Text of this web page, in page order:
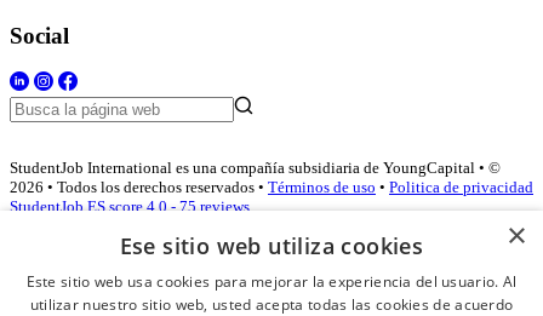
Social
StudentJob International es una compañía subsidiaria de YoungCapital • ©
2026 • Todos los derechos reservados • Términos de uso • Politica de privacidad
StudentJob ES score 4.0 - 75 reviews
Acceso empresas
×
Ese sitio web utiliza cookies
Este sitio web usa cookies para mejorar la experiencia del usuario. Al
utilizar nuestro sitio web, usted acepta todas las cookies de acuerdo